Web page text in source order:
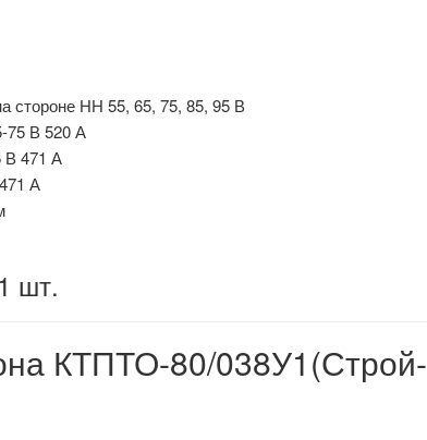
стороне НН 55, 65, 75, 85, 95 В
75 В 520 А
В 471 А
А
шт.
КТПТО-80/038У1(Строй-